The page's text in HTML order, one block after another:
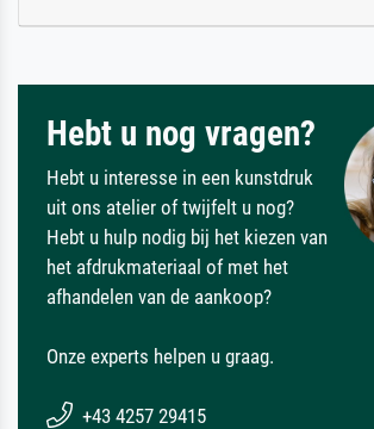
Hebt u nog vragen?
Hebt u interesse in een kunstdruk
uit ons atelier of twijfelt u nog?
Hebt u hulp nodig bij het kiezen van
het afdrukmateriaal of met het
afhandelen van de aankoop?
Onze experts helpen u graag.
+43 4257 29415